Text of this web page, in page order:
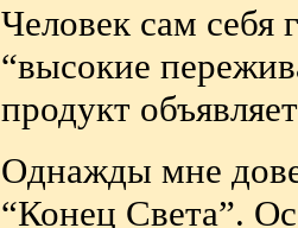
Человек сам себя
“высокие
продукт
Однажды мне
“Конец Света”.